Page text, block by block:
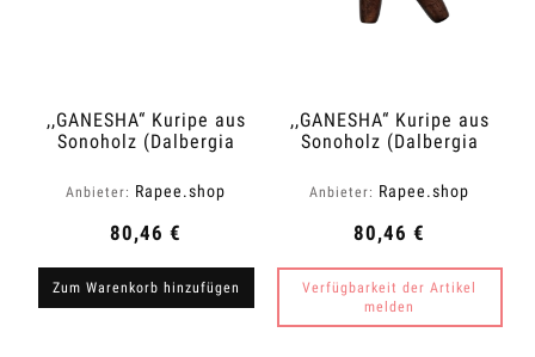
,,GANESHA“ Kuripe aus
Sonoholz (Dalbergia
Anbieter: Rapee.shop
80,46 €
Zum Warenkorb hinzufügen
,,GANESHA“ Kuripe aus
Sonoholz (Dalbergia
Anbieter: Rapee.shop
80,46 €
Verfügbarkeit der Artikel
melden